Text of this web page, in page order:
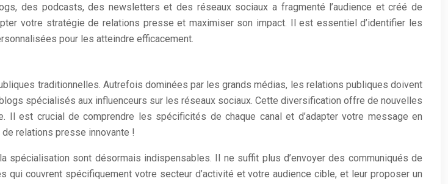
des podcasts, des newsletters et des réseaux sociaux a fragmenté l’audience et créé de
votre stratégie de relations presse et maximiser son impact. Il est essentiel d’identifier les
pour les atteindre efficacement.
traditionnelles. Autrefois dominées par les grands médias, les relations publiques doivent
spécialisés aux influenceurs sur les réseaux sociaux. Cette diversification offre de nouvelles
est crucial de comprendre les spécificités de chaque canal et d’adapter votre message en
relations presse innovante !
sont désormais indispensables. Il ne suffit plus d’envoyer des communiqués de
couvrent spécifiquement votre secteur d’activité et votre audience cible, et leur proposer un